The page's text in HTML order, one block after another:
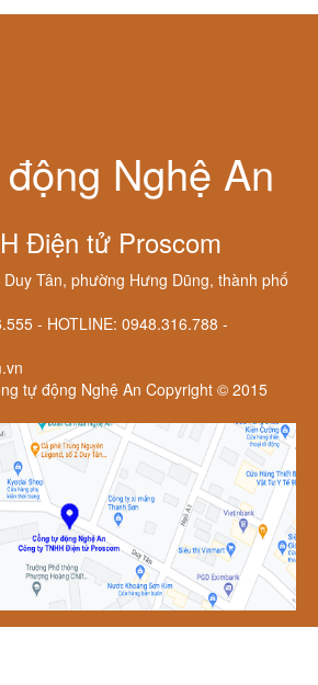
Nghệ An
Điện tử Proscom
Tân, phường Hưng Dũng, thành phố
- HOTLINE: 0948.316.788 -
tự động Nghệ An Copyright © 2015